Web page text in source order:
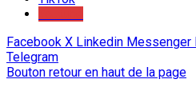
Facebook X Linkedin Messenger
Telegram
Bouton retour en haut de la page